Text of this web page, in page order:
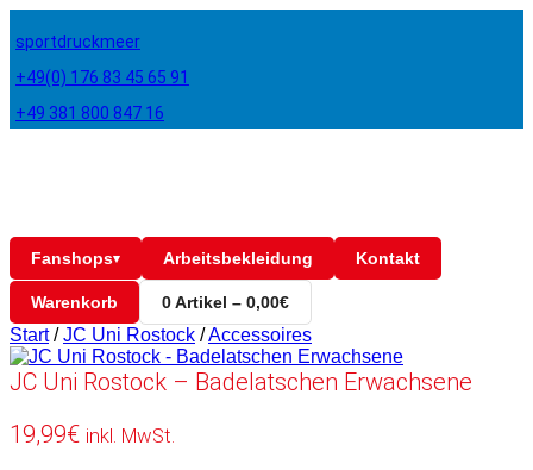
sportdruckmeer
+49(0) 176 83 45 65 91
+49 381 800 847 16
Fanshops▾ Arbeitsbekleidung Kontakt
Warenkorb 0 Artikel – 0,00€
Start / JC Uni Rostock /Accessoires
JC Uni Rostock – Badelatschen Erwachsene
19,99€ inkl. MwSt.